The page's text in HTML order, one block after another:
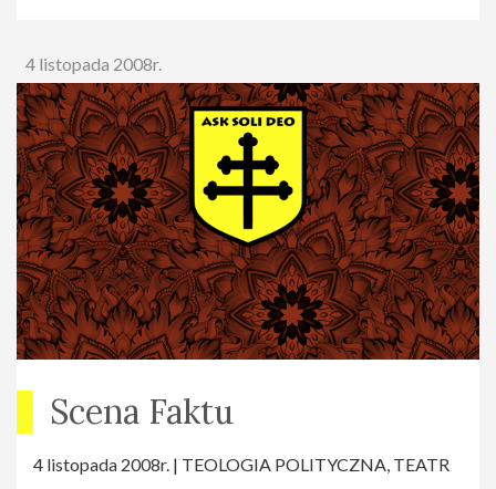
4 listopada 2008r.
Scena Faktu
4 listopada 2008r. | TEOLOGIA POLITYCZNA, TEATR